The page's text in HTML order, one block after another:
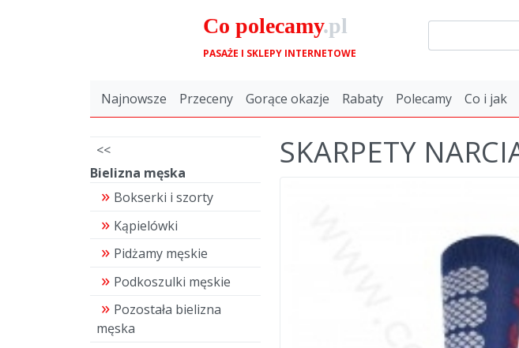
Co polecamy.pl
PASAŻE I SKLEPY INTERNETOWE
Najnowsze Przeceny Gorące okazje Rabaty Polecamy Co i jak
<<
Bielizna męska
Bokserki i szorty
Kąpielówki
Pidżamy męskie
Podkoszulki męskie
Pozostała bielizna
męska
SKARPETY